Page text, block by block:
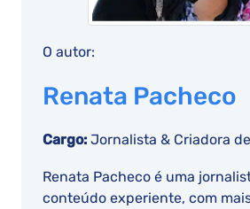
O autor:
Renata Pacheco
Cargo: Jornalista & Criadora
Renata Pacheco é uma
conteúdo experiente, com